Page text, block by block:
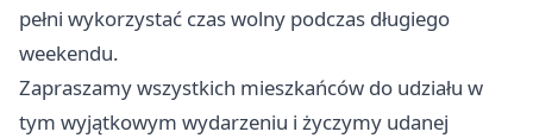
pełni wykorzystać czas wolny podczas długiego
weekendu.
Zapraszamy wszystkich mieszkańców do udziału w
tym wyjątkowym wydarzeniu i życzymy udanej